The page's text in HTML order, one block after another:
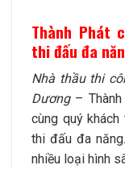
Thành Phát
thi đấu đa
Nhà thầu thi
Dương– Thành
cùng quý
thi đấu đa
nhiều loại hình